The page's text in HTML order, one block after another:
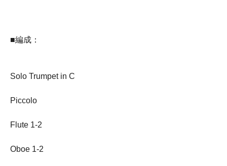
■編成：
Solo Trumpet in C
Piccolo
Flute 1-2
Oboe 1-2